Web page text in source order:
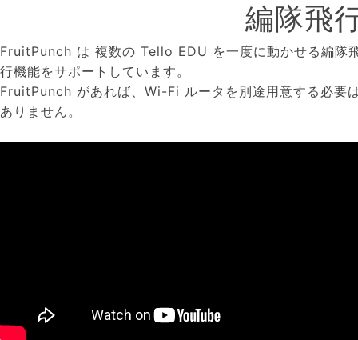
編隊飛
FruitPunch は 複数の Tello EDU を一度に動かせる編隊
行機能をサポートしています。
FruitPunch があれば、Wi-Fi ルータを別途用意する必要
ありません。